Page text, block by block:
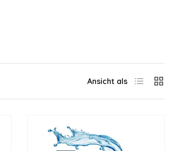
Ansicht als Produktliste